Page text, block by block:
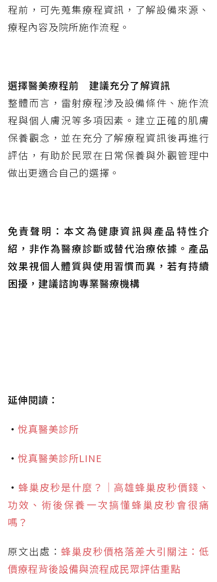
程前，可先蒐集療程資訊，了解設備來源、
療程內容及院所施作流程。
選擇醫美療程前 建議充分了解資訊
整體而言，雷射療程涉及設備條件、施作流
程與個人膚況等多項因素。建立正確的肌膚
保養觀念，並在充分了解療程資訊後再進行
評估，有助於民眾在日常保養與外觀管理中
做出更適合自己的選擇。
免責聲明：本文為健康資訊與產品特性介
紹，非作為醫療診斷或替代治療依據。產品
效果視個人體質與使用習慣而異，若有持續
困擾，建議諮詢專業醫療機構
延伸閱讀：
・ 悅真醫美診所
・ 悅真醫美診所LINE
・ 蜂巢皮秒是什麼？｜高雄蜂巢皮秒價錢、
功效、術後保養一次搞懂蜂巢皮秒會很痛
嗎？
原文出處： 蜂巢皮秒價格落差大引關注：低
價療程背後設備與流程成民眾評估重點